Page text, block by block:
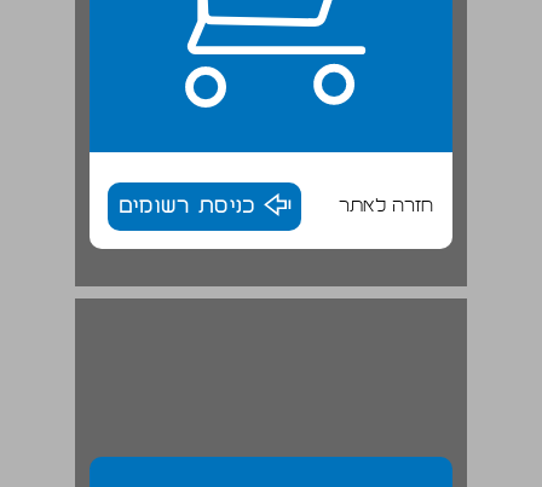
חזרה לאתר כניסת רשומים